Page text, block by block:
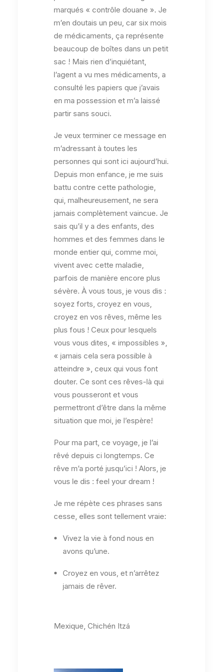
marqués « contrôle douane ». Je
m’en doutais un peu, car six mois
de médicaments, ça représente
beaucoup de boîtes dans un petit
sac ! Mais rien d’inquiétant,
l’agent a vu mes médicaments, a
consulté les papiers que j’avais
en ma possession et m’a laissé
partir sans souci.
Je veux terminer ce message en
m’adressant à toutes les
personnes qui sont ici aujourd’hui.
Depuis mon enfance, je me suis
battu contre cette pathologie,
qui, malheureusement, ne sera
jamais complètement vaincue. Je
sais qu’il y a des enfants, des
hommes et des femmes dans le
monde entier qui, comme moi,
vivent avec cette maladie,
parfois de manière encore plus
sévère. À vous tous, je vous dis :
soyez forts, croyez en vous,
croyez en vos rêves, même les
plus fous ! Ceux pour lesquels
vous vous dites, « impossibles »,
« jamais cela sera possible à
atteindre », ceux qui vous font
douter. Ce sont ces rêves-là qui
vous pousseront et vous
permettront d’être dans la même
situation que moi, je l’espère!
Pour ma part, ce voyage, je l’ai
rêvé depuis ci longtemps. Ce
rêve m’a porté jusqu’ici ! Alors, je
vous le dis : feel your dream !
Je me répète ces phrases sans
cesse, elles sont tellement vraie:
Vivez la vie à fond nous en
avons qu’une.
Croyez en vous, et n’arrêtez
jamais de rêver.
Mexique, Chichén Itzá